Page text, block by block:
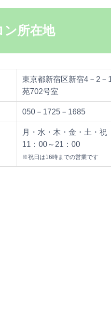
ン所在地
東京都新宿区新宿4－2
苑702号室
050－1725－1685
月・水・木・金・土・祝
11：00～21：00
※祝日は16時までの営業です